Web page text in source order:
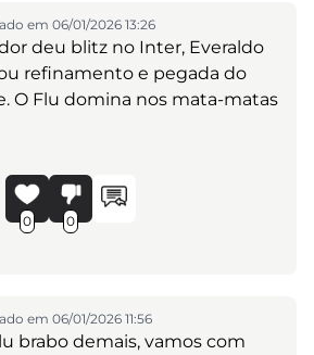
em 06/01/2026 13:26
deu blitz no Inter, Everaldo
refinamento e pegada do
O Flu domina nos mata-matas
0 0
em 06/01/2026 11:56
brabo demais, vamos com